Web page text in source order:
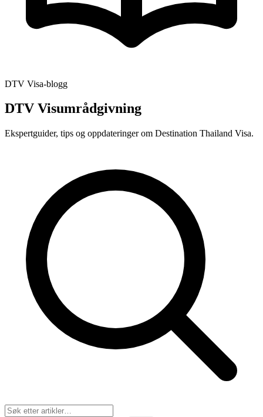
DTV Visa-blogg
DTV Visumrådgivning
Ekspertguider, tips og oppdateringer om Destination Thailand Visa.